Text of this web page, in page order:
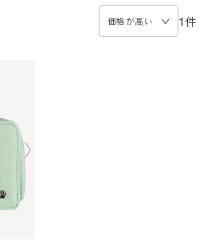
1件
価格が高い